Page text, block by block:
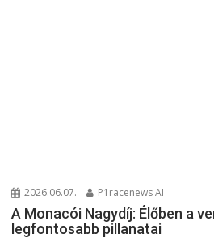
2026.06.07. P1racenews AI
A Monacói Nagydíj: Élőben a
legfontosabb pillanatai